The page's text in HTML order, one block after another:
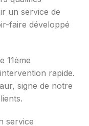
un service de
faire développé
11ème
rapide.
signe de notre
service